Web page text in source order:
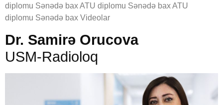
diplomu Sənədə bax ATU diplomu Sənədə bax ATU
diplomu Sənədə bax Videolar
Dr. Samirə Orucova
USM-Radioloq